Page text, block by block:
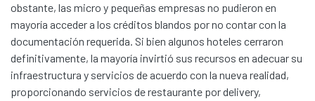
obstante, las micro y pequeñas empresas no pudieron en
mayoría acceder a los créditos blandos por no contar con la
documentación requerida. Si bien algunos hoteles cerraron
definitivamente, la mayoría invirtió sus recursos en adecuar su
infraestructura y servicios de acuerdo con la nueva realidad,
proporcionando servicios de restaurante por delivery,